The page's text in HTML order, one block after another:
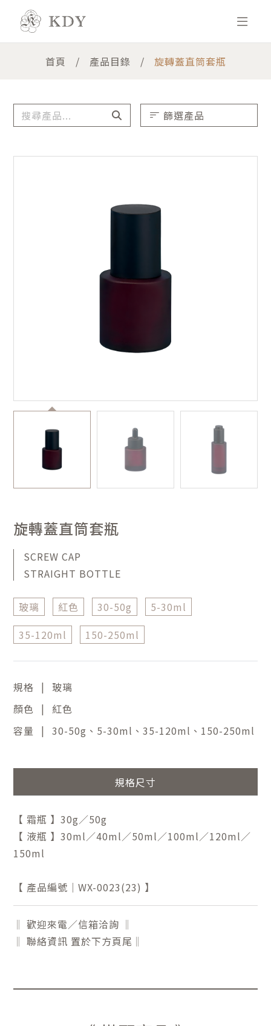
首頁 產品目錄 旋轉蓋直筒套瓶
篩選產品
旋轉蓋直筒套瓶
SCREW CAP
STRAIGHT BOTTLE
玻璃 紅色 30-50g
5-30ml
35-120ml
150-250ml
規格 |
玻璃
顏色 | 紅色
容量
| 30-50g、5-30ml、35-120ml、150-250ml
規格尺寸
【 霜瓶 】30g／50g
【 液瓶 】30ml／40ml／50ml／100ml／120ml／
150ml
【 產品編號｜WX-0023(23) 】
‖ 歡迎來電／信箱洽詢 ‖
‖ 聯絡資訊 置於下方頁尾‖